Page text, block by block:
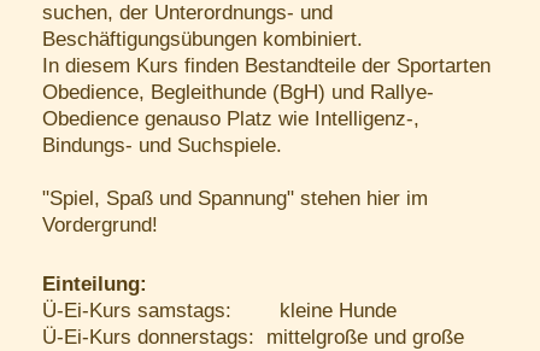
suchen, der Unterordnungs- und
Beschäftigungsübungen kombiniert.
In diesem Kurs finden Bestandteile der Sportarten
Obedience, Begleithunde (BgH) und Rallye-
Obedience genauso Platz wie Intelligenz-,
Bindungs- und Suchspiele.
"Spiel, Spaß und Spannung" stehen hier im
Vordergrund!
Einteilung:
Ü-Ei-Kurs samstags: kleine Hunde
Ü-Ei-Kurs donnerstags: mittelgroße und große